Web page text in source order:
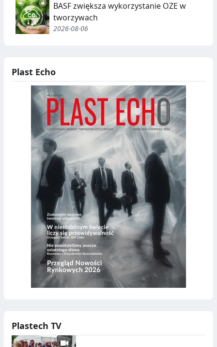
BASF zwiększa wykorzystanie OZE w
tworzywach
2026-08-06
Plast Echo
Plastech TV